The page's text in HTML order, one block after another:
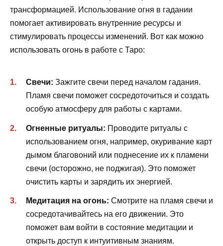
трансформацией. Использование огня в гадании
помогает активировать внутренние ресурсы и
стимулировать процессы изменений. Вот как можно
использовать огонь в работе с Таро:
Свечи: Зажгите свечи перед началом гадания.
Пламя свечи поможет сосредоточиться и создать
особую атмосферу для работы с картами.
Огненные ритуалы: Проводите ритуалы с
использованием огня, например, окуривание карт
дымом благовоний или поднесение их к пламени
свечи (осторожно, не поджигая). Это поможет
очистить карты и зарядить их энергией.
Медитация на огонь: Смотрите на пламя свечи и
сосредотачивайтесь на его движении. Это
поможет вам войти в состояние медитации и
открыть доступ к интуитивным знаниям.